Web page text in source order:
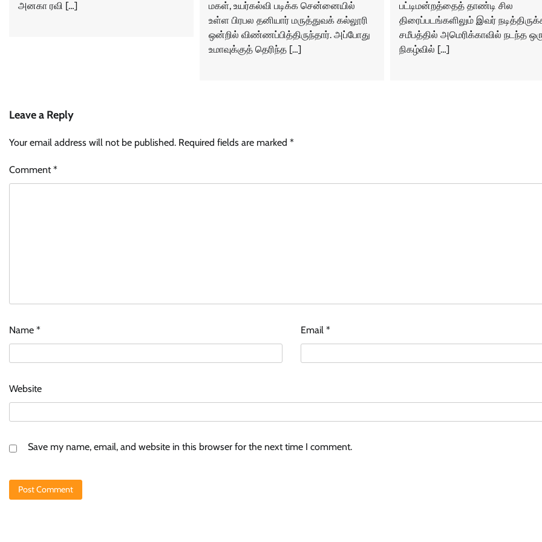
அனகா ரவி […]
மகள், உயர்கல்வி படிக்க சென்னையில்
உள்ள பிரபல தனியார் மருத்துவக் கல்லூரி
ஒன்றில் விண்ணப்பித்திருந்தார். அப்போது
உமாவுக்குத் தெரிந்த […]
பட்டிமன்றத்தைத் தாண்டி சில
திரைப்படங்களிலும் இவர்
சமீபத்தில் அமெரிக்காவில் நடந்த
நிகழ்வில் […]
Leave a Reply
Your email address will not be published. Required fields are marked *
Comment*
Name * Email*
Website
Save my name, email, and website in this browser for the next time I comment.